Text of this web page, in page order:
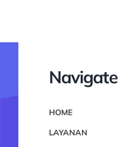
Navigate
HOME
LAYANAN